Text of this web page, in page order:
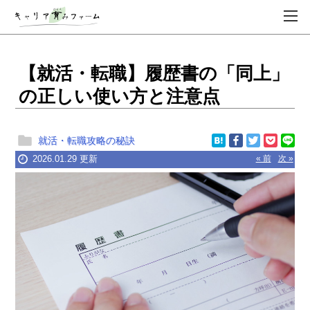
【就活・転職】履歴書の「同上」
の正しい使い方と注意点
就活・転職攻略の秘訣
2026.01.29 更新 次 »
« 前